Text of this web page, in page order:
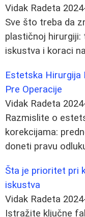
Vidak Radeta
Sve što treba da
plastičnoj hirurgiji:
iskustva i koraci
Estetska Hirurgija
Pre Operacije
Vidak Radeta
Razmislite o
korekcijama:
doneti pravu
Šta je prioritet pri
iskustva
Vidak Radeta
Istražite ključne